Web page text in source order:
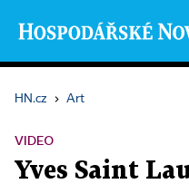
HN.cz › Art
VIDEO
Yves Saint